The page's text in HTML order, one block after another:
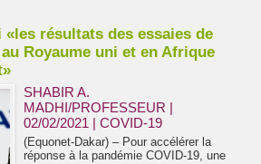
«les résultats des essaies de
Royaume uni et en Afrique
SHABIR A.
MADHI/PROFESSEUR |
02/02/2021 |COVID-19
(Equonet-Dakar) – Pour accélérer la
réponse à la pandémie COVID-19, une